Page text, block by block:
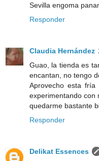
Sevilla engoma
Responder
Claudia Hernández
Guao, la tienda es
encantan, no tengo
Aprovecho esta
experimentando con
quedarme bastante
Responder
Delikat Essences